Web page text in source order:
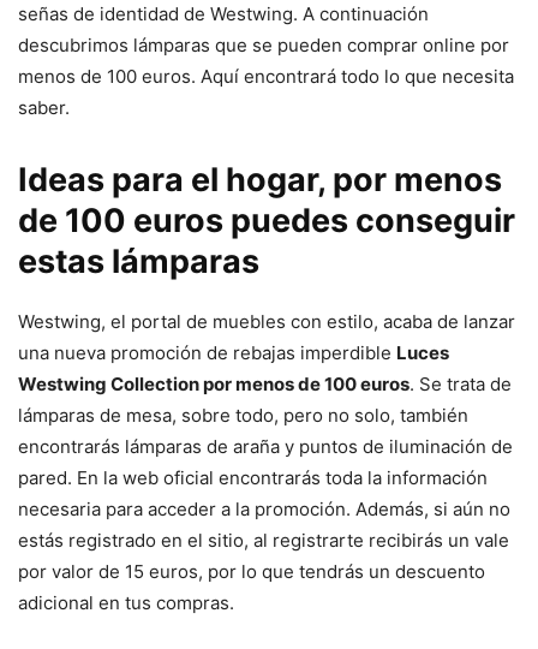
señas de identidad de Westwing. A continuación
descubrimos lámparas que se pueden comprar online por
menos de 100 euros. Aquí encontrará todo lo que necesita
saber.
Ideas para el hogar, por menos
de 100 euros puedes conseguir
estas lámparas
Westwing, el portal de muebles con estilo, acaba de lanzar
una nueva promoción de rebajas imperdible Luces
Westwing Collection por menos de 100 euros. Se trata de
lámparas de mesa, sobre todo, pero no solo, también
encontrarás lámparas de araña y puntos de iluminación de
pared. En la web oficial encontrarás toda la información
necesaria para acceder a la promoción. Además, si aún no
estás registrado en el sitio, al registrarte recibirás un vale
por valor de 15 euros, por lo que tendrás un descuento
adicional en tus compras.